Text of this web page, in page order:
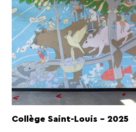
Collège Saint-Louis - 2025